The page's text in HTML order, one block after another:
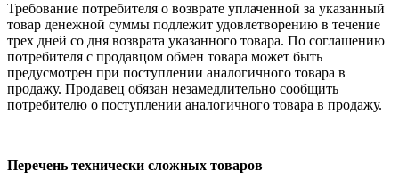
Требование потребителя о возврате уплаченной за указанный
товар денежной суммы подлежит удовлетворению в течение
трех дней со дня возврата указанного товара. По соглашению
потребителя с продавцом обмен товара может быть
предусмотрен при поступлении аналогичного товара в
продажу. Продавец обязан незамедлительно сообщить
потребителю о поступлении аналогичного товара в продажу.
Перечень технически сложных товаров